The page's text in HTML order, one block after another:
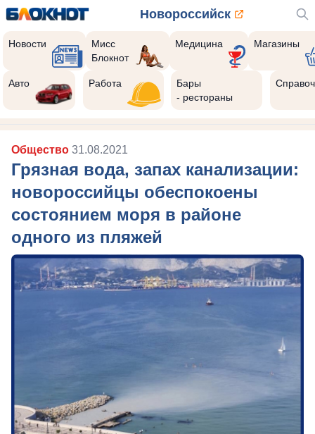
Новороссийск
Новости
Мисс
Блокнот
Медицина Магазины
Авто Работа
Бары
- рестораны
Общество 31.08.2021
Грязная вода, запах канализации:
новороссийцы обеспокоены
состоянием моря в районе
одного из пляжей